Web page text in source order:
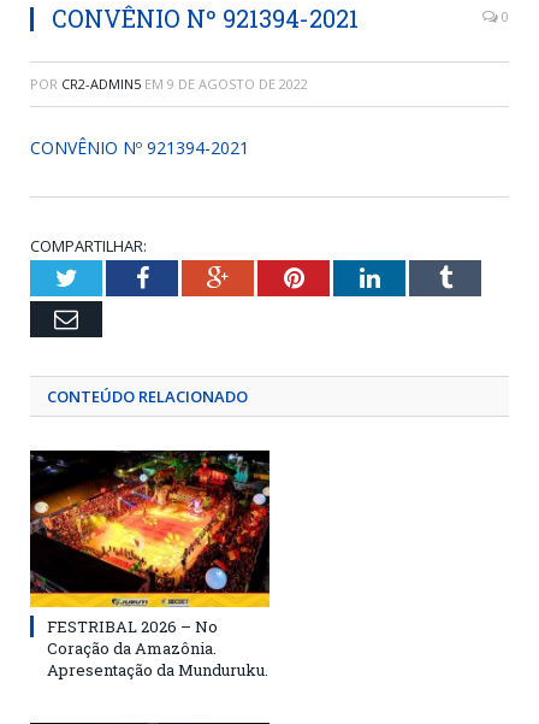
CONVÊNIO Nº 921394-2021 0
POR CR2-ADMIN5 EM 9 DE AGOSTO DE 2022
CONVÊNIO Nº 921394-2021
COMPARTILHAR:
TwitterFacebookGoogle+PinterestLinkedInTumblr
Email
CONTEÚDO RELACIONADO
FESTRIBAL 2026 – No
Coração da Amazônia.
Apresentação da Munduruku.